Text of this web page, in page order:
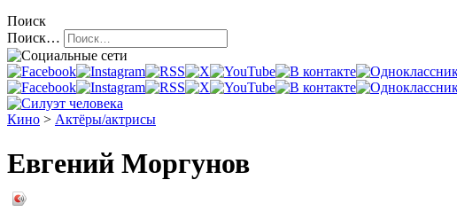
Поиск
Поиск…
Кино > Актёры/актрисы
Евгений Моргунов